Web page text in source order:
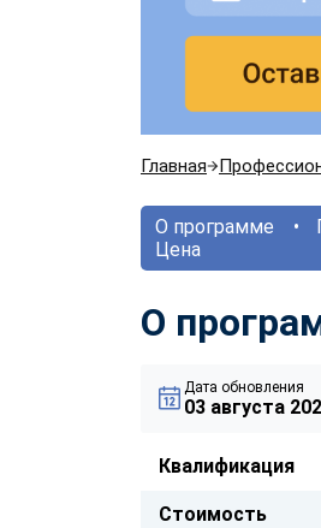
Главная
О программе
Цена
О
Дата обновления
03 августа
Квалификация
Стоимость